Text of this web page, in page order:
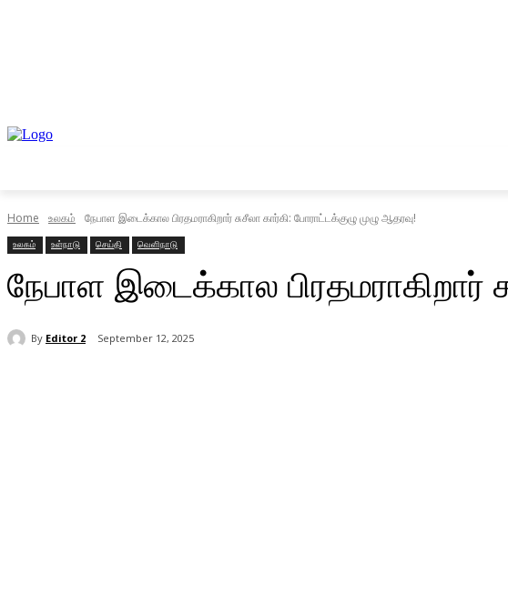
Home உலகம் நேபாள இடைக்கால பிரதமராகிறார் சுசீலா கார்கி: போராட்டக்குழு முழு ஆதரவு!
உலகம் உள்நாடு செய்தி வெளிநாடு
நேபாள இடைக்கால பிரதமராகிறார்
By Editor 2 September 12, 2025